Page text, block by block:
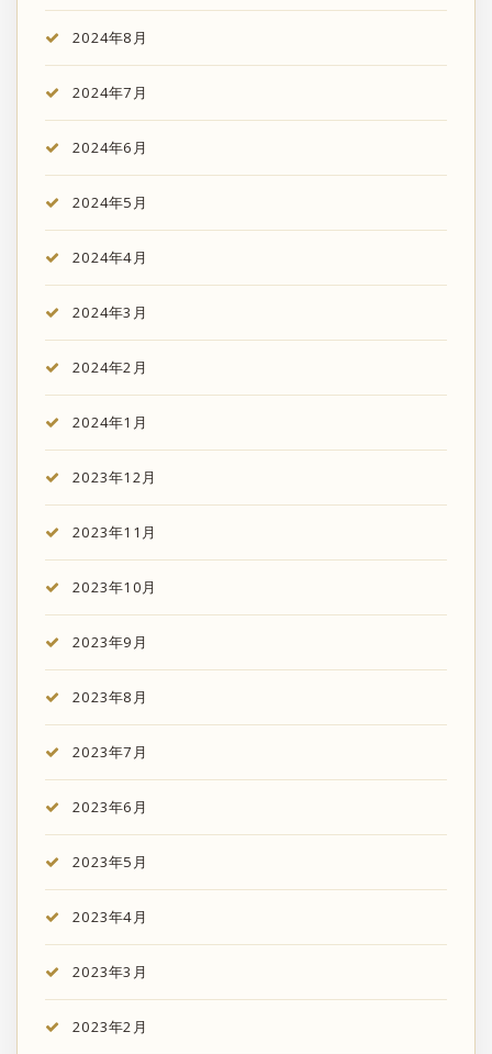
2024年8月
2024年7月
2024年6月
2024年5月
2024年4月
2024年3月
2024年2月
2024年1月
2023年12月
2023年11月
2023年10月
2023年9月
2023年8月
2023年7月
2023年6月
2023年5月
2023年4月
2023年3月
2023年2月